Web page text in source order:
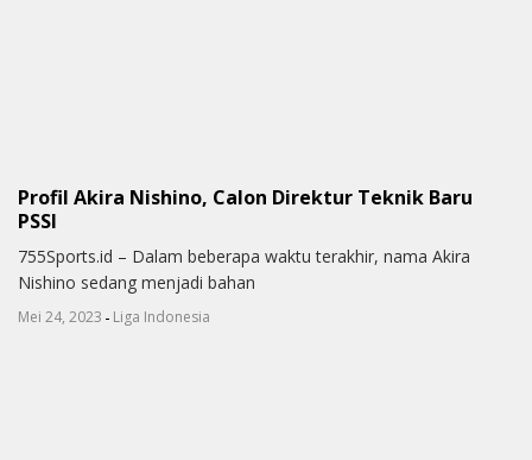
Profil Akira Nishino, Calon Direktur Teknik Baru
PSSI
755Sports.id – Dalam beberapa waktu terakhir, nama Akira
Nishino sedang menjadi bahan
Mei 24, 2023 - Liga Indonesia